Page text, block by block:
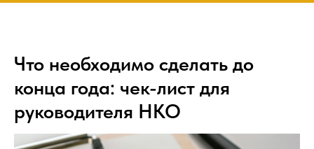
Что необходимо сделать до
конца года: чек-лист для
руководителя НКО